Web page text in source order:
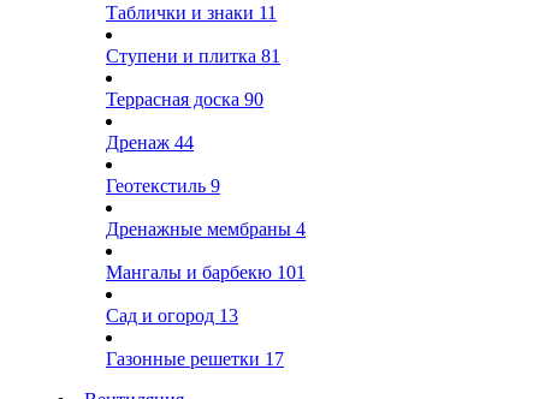
Таблички и знаки 11
Ступени и плитка 81
Террасная доска 90
Дренаж 44
Геотекстиль 9
Дренажные мембраны 4
Мангалы и барбекю 101
Сад и огород 13
Газонные решетки 17